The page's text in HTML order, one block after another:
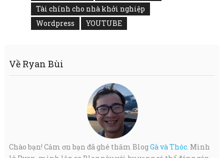
Tài chính cho nhà khởi nghiệp
Wordpress
YOUTUBE
Về Ryan Bùi
Chào bạn! Cảm ơn bạn đã ghé thăm BlogGà và Thóc. Mình